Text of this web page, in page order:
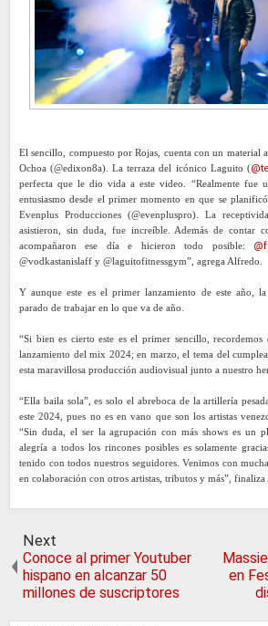
El sencillo, compuesto por Rojas, cuenta con un
Ochoa (@edixon8a). La terraza del icónico Laguito (
perfecta que le dio vida a este video. “Realmente fue
entusiasmo desde el primer momento en que se
Evenplus Producciones (@evenpluspro). La
asistieron, sin duda, fue increíble. Además de contar
acompañaron ese día e hicieron todo posible:
@vodkastanislaff y @laguitofitnessgym”, agrega Alfredo.
Y aunque este es el primer lanzamiento de este año,
parado de trabajar en lo que va de año.
“Si bien es cierto este es el primer sencillo, recordemos
lanzamiento del mix 2024; en marzo, el tema del
esta maravillosa producción audiovisual junto a nuestro
“Ella baila sola”, es solo el abreboca de la artillería
este 2024, pues no es en vano que son los artistas
“Sin duda, el ser la agrupación con más shows es un
alegría a todos los rincones posibles es solamente
tenido con todos nuestros seguidores. Venimos con
en colaboración con otros artistas, tributos y más”, finaliza
Next
Conoce al primer Youtuber
hispano en alcanzar 50
millones de suscriptores
en